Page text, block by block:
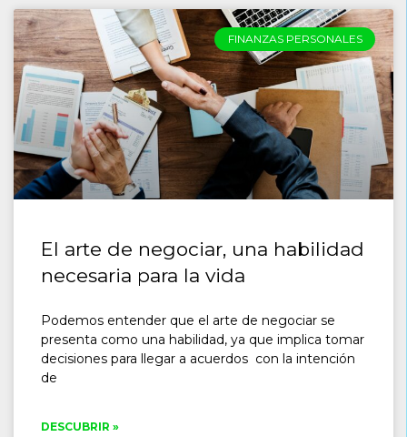
FINANZAS PERSONALES
El arte de negociar, una habilidad
necesaria para la vida
Podemos entender que el arte de negociar se
presenta como una habilidad, ya que implica tomar
decisiones para llegar a acuerdos con la intención
de
DESCUBRIR »